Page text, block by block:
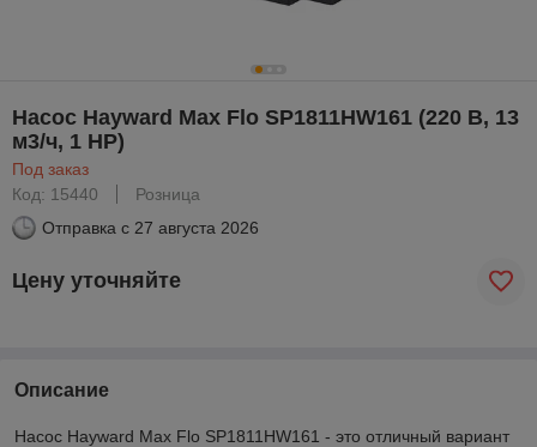
Насос Hayward Max Flo SP1811HW161 (220 В, 13
м3/ч, 1 HP)
Под заказ
Код: 15440
Розница
Отправка с 27 августа 2026
Цену уточняйте
Описание
Насос Hayward Max Flo SP1811HW161 - это отличный вариант